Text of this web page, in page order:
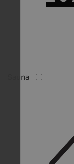
Sauna